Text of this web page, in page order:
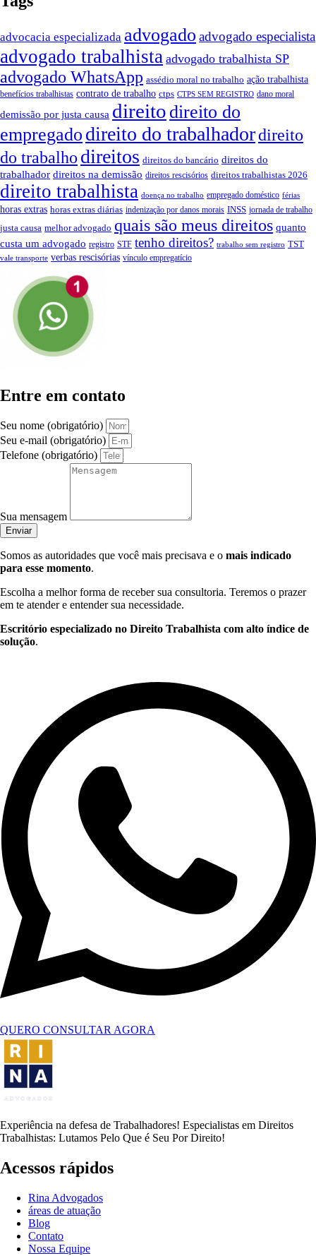
advocacia especializada advogado advogado especialista
advogado trabalhista advogado trabalhista SP
advogado WhatsApp assédio moral no trabalho ação trabalhista
benefícios trabalhistas contrato de trabalho ctps CTPS SEM REGISTRO dano moral
demissão por justa causa direito direito do
empregado direito do trabalhadordireito
do trabalho direitos direitos do bancário direitos do
trabalhador direitos na demissão direitos rescisórios direitos trabalhistas 2026
direito trabalhista doença no trabalho empregado doméstico férias
horas extras horas extras diárias indenização por danos morais INSS jornada de trabalho
justa causa melhor advogado quais são meus direitos quanto
custa um advogado registro STF tenho direitos? trabalho sem registro TST
vale transporte verbas rescisórias vínculo empregatício
Entre em contato
Seu nome (obrigatório)
Seu e-mail (obrigatório)
Telefone (obrigatório)
Sua mensagem
Enviar
Somos as autoridades que você mais precisava e o mais indicado
para esse momento.
Escolha a melhor forma de receber sua consultoria. Teremos o prazer
em te atender e entender sua necessidade.
Escritório especializado no Direito Trabalhista com alto índice de
solução.
QUERO CONSULTAR AGORA
Experiência na defesa de Trabalhadores! Especialistas em Direitos
Trabalhistas: Lutamos Pelo Que é Seu Por Direito!
Acessos rápidos
Rina Advogados
áreas de atuação
Blog
Contato
Nossa Equipe